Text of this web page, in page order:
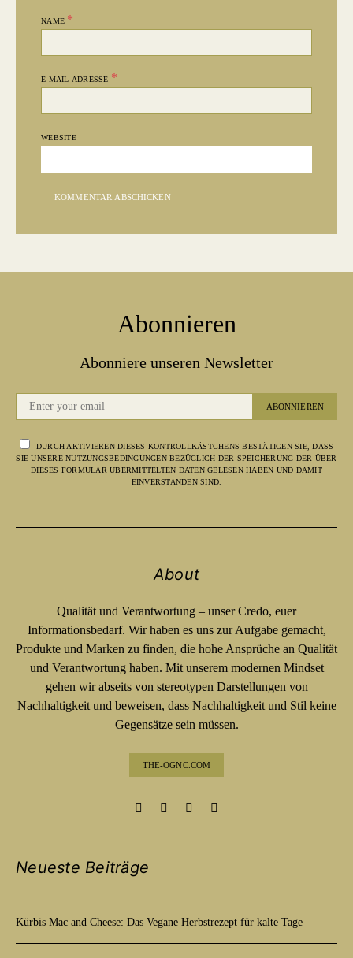
NAME *
E-MAIL-ADRESSE *
WEBSITE
Abonnieren
Abonniere unseren Newsletter
ABONNIEREN
DURCH AKTIVIEREN DIESES KONTROLLKÄSTCHENS BESTÄTIGEN SIE, DASS
SIE UNSERE NUTZUNGSBEDINGUNGEN BEZÜGLICH DER SPEICHERUNG DER ÜBER
DIESES FORMULAR ÜBERMITTELTEN DATEN GELESEN HABEN UND DAMIT
EINVERSTANDEN SIND.
About
Qualität und Verantwortung – unser Credo, euer
Informationsbedarf. Wir haben es uns zur Aufgabe gemacht,
Produkte und Marken zu finden, die hohe Ansprüche an Qualität
und Verantwortung haben. Mit unserem modernen Mindset
gehen wir abseits von stereotypen Darstellungen von
Nachhaltigkeit und beweisen, dass Nachhaltigkeit und Stil keine
Gegensätze sein müssen.
THE-OGNC.COM
Neueste Beiträge
Kürbis Mac and Cheese: Das Vegane Herbstrezept für kalte Tage